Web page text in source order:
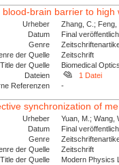
brain barrier to
Urheber
Zhang, C.;
Datum
Final
Genre
der Quelle
Zeitschrift
Title der Quelle
Biomedical
Dateien
1 Datei
Referenzen
-
synchronization of
Urheber
Yuan, M.; Wang,
Datum
Final
Genre
der Quelle
Zeitschrift
Title der Quelle
Modern Physics